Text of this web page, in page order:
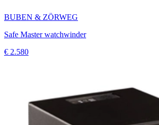
BUBEN & ZÖRWEG
Safe Master watchwinder
€ 2.580